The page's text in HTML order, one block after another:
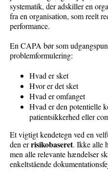
systematik, der adskiller en
fra en organisation, som reelt
performance.
En CAPA bør som
problemformulering:
Hvad er sket
Hvor er det sket
Hvad er omfanget
Hvad er den potentielle
patientsikkerhed eller
Et vigtigt kendetegn ved en
den errisikobaseret. Ikke alle
men alle relevante hændelser
enkeltstående